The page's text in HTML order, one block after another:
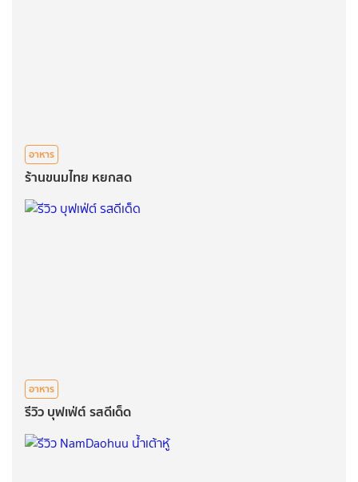
อาหาร
ร้านขนมไทย หยกสด
อาหาร
รีวิว บุฟเฟ่ต์ รสดีเด็ด